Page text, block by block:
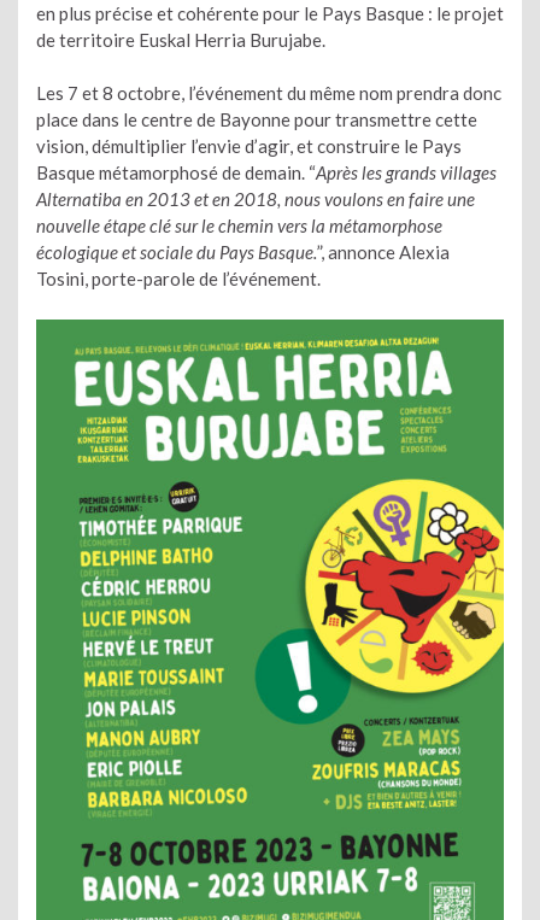
en plus précise et cohérente pour le Pays Basque : le projet
de territoire Euskal Herria Burujabe.
Les 7 et 8 octobre, l’événement du même nom prendra donc
place dans le centre de Bayonne pour transmettre cette
vision, démultiplier l’envie d’agir, et construire le Pays
Basque métamorphosé de demain. “Après les grands villages
Alternatiba en 2013 et en 2018, nous voulons en faire une
nouvelle étape clé sur le chemin vers la métamorphose
écologique et sociale du Pays Basque.”, annonce Alexia
Tosini, porte-parole de l’événement.